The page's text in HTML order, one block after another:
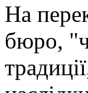
На
бюро,